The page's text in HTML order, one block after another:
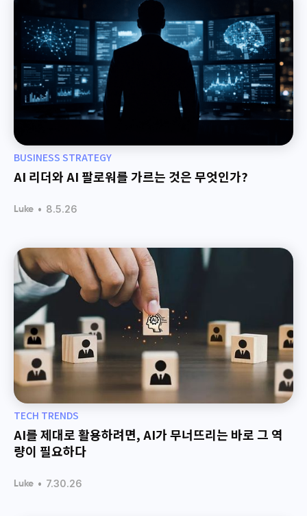
BUSINESS STRATEGY
AI 리더와 AI 팔로워를 가르는 것은 무엇인가?
Luke • 8.5.26
TECH TRENDS
AI를 제대로 활용하려면, AI가 무너뜨리는 바로 그 역
량이 필요하다
Luke • 7.30.26